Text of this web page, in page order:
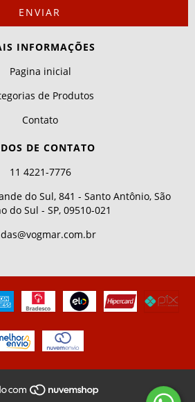
INFORMAÇÕES
Pagina inicial
de Produtos
Contato
DE CONTATO
11 4221-7776
do Sul, 841 - Santo Antônio, São
do Sul - SP, 09510-021